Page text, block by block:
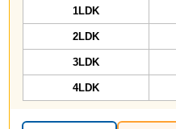
1LDK
2LDK
3LDK
4LDK